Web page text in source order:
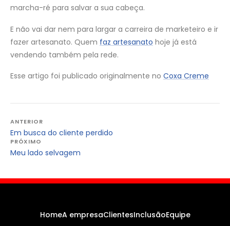
marcha-ré para salvar a sua cabeça.
E não vai dar nem para largar a carreira de marketeiro e ir
fazer artesanato. Quem faz artesanato hoje já está
vendendo também pela rede.
Esse artigo foi publicado originalmente no Coxa Creme
Navegação
de
Post
ANTERIOR
Em busca do cliente perdido
PRÓXIMO
Meu lado selvagem
HomeA empresaClientesInclusãoEquipe